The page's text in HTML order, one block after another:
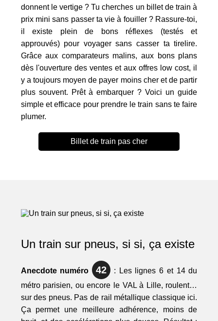
donnent le vertige ? Tu cherches un billet de train à
prix mini sans passer ta vie à fouiller ? Rassure-toi,
il existe plein de bons réflexes (testés et
approuvés) pour voyager sans casser ta tirelire.
Grâce aux comparateurs malins, aux bons plans
dès l'ouverture des ventes et aux offres low cost, il
y a toujours moyen de payer moins cher et de partir
plus souvent. Prêt à embarquer ? Voici un guide
simple et efficace pour prendre le train sans te faire
plumer.
Billet de train pas cher
Un train sur pneus, si si, ça existe
Anecdote numéro 42
: Les lignes 6 et 14 du
métro parisien, ou encore le VAL à Lille, roulent…
sur des pneus. Pas de rail métallique classique ici.
Ça permet une meilleure adhérence, moins de